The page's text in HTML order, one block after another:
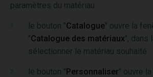
paramètres du matériau :
le bouton "Catalogue" ouvre la
"Catalogue des matériaux", dans
sélectionner le matériau souhaité.
le bouton "Personnaliser" ouvre